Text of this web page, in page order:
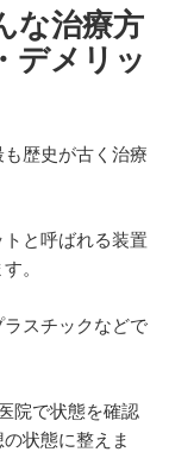
な治療方
デメリッ
歴史が古く治療
と呼ばれる装置
。
スチックなどで
院で状態を確認
状態に整えま